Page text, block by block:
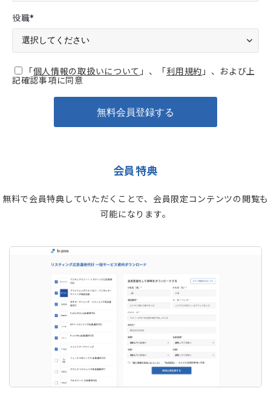
役職*
「個人情報の取扱いについて 」、「利用規約 」、および上
記確認事項に同意
会員特典
無料で会員特典していただくことで、会員限定コンテンツの閲覧も
可能になります。